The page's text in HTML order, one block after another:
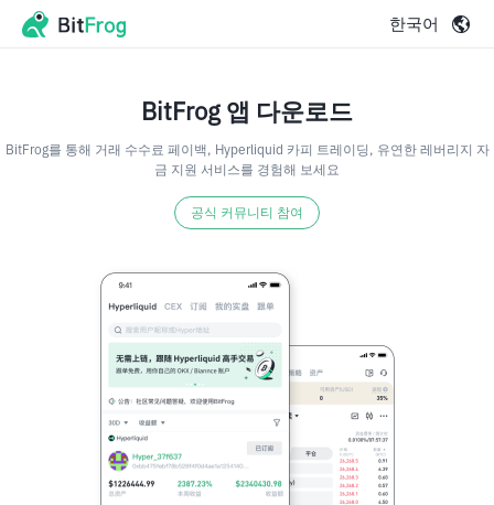
한국어
BitFrog 앱 다운로드
BitFrog를 통해 거래 수수료 페이백, Hyperliquid 카피 트레이딩, 유연한 레버리지 자
금 지원 서비스를 경험해 보세요
공식 커뮤니티 참여